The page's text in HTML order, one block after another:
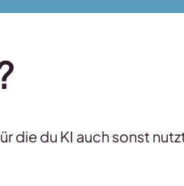
die du KI auch sonst